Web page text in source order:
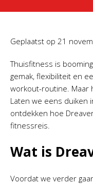
Geplaatst op 21
Thuisfitness is
gemak, flexibiliteit en
workout-routine. Maar
Laten we eens duiken
ontdekken hoe
fitnessreis.
Wat is
Voordat we verder